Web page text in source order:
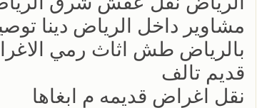
بالرياض طش اثاث رمي
قديم تالف
نقل اغراض قديمه م ابغاها